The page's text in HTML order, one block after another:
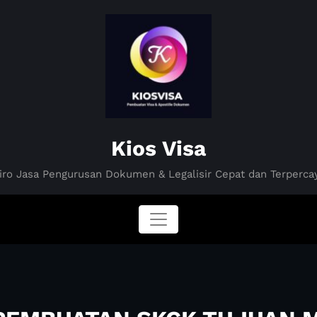
Kios Visa
Jasa Pengurusan Dokumen & Legalisir Cepat dan